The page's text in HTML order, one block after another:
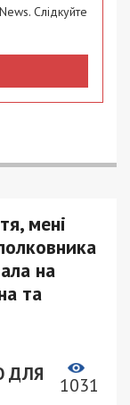
Слідкуйте
мені
на
та
ДЛЯ
1031